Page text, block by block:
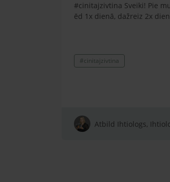
#cinitajzivtina Sveiki! Pie
ēd 1x dienā, dažreiz 2x
#cinitajzivtina
Atbild Ihtiologs,